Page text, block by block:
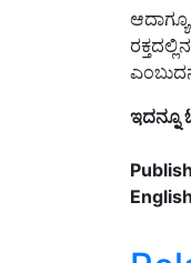
ಇದನ್ನೂ